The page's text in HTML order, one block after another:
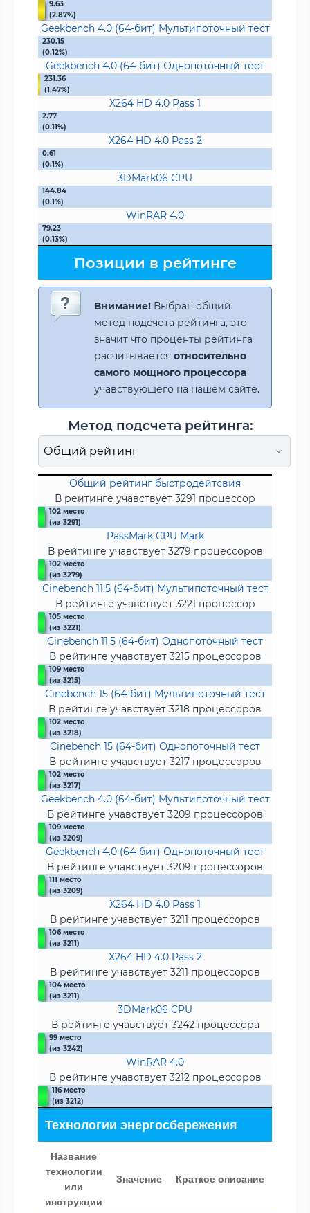
9.63
(2.87%)
Geekbench 4.0 (64-бит) Мультипоточный тест
230.15
(0.12%)
Geekbench 4.0 (64-бит) Однопоточный тест
231.36
(1.47%)
X264 HD 4.0 Pass 1
2.77
(0.11%)
X264 HD 4.0 Pass 2
0.61
(0.1%)
3DMark06 CPU
144.84
(0.1%)
WinRAR 4.0
79.23
(0.13%)
Позиции в рейтинге
Внимание! Выбран общий
метод подсчета рейтинга, это
значит что проценты рейтинга
расчитывается относительно
самого мощного процессора
учавствующего на нашем сайте.
Метод подсчета рейтинга:
Общий рейтинг быстродейтсвия
В рейтинге учавствует 3291 процессор
102 место
(из 3291)
PassMark CPU Mark
В рейтинге учавствует 3279 процессоров
102 место
(из 3279)
Cinebench 11.5 (64-бит) Мультипоточный тест
В рейтинге учавствует 3221 процессор
105 место
(из 3221)
Cinebench 11.5 (64-бит) Однопоточный тест
В рейтинге учавствует 3215 процессоров
109 место
(из 3215)
Cinebench 15 (64-бит) Мультипоточный тест
В рейтинге учавствует 3218 процессоров
102 место
(из 3218)
Cinebench 15 (64-бит) Однопоточный тест
В рейтинге учавствует 3217 процессоров
102 место
(из 3217)
Geekbench 4.0 (64-бит) Мультипоточный тест
В рейтинге учавствует 3209 процессоров
109 место
(из 3209)
Geekbench 4.0 (64-бит) Однопоточный тест
В рейтинге учавствует 3209 процессоров
111 место
(из 3209)
X264 HD 4.0 Pass 1
В рейтинге учавствует 3211 процессоров
106 место
(из 3211)
X264 HD 4.0 Pass 2
В рейтинге учавствует 3211 процессоров
104 место
(из 3211)
3DMark06 CPU
В рейтинге учавствует 3242 процессора
99 место
(из 3242)
WinRAR 4.0
В рейтинге учавствует 3212 процессоров
116 место
(из 3212)
Технологии энергосбережения
Название
технологии
или
инструкции
Значение Краткое описание